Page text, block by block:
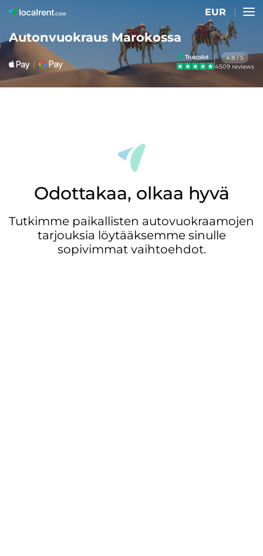
EUR
Autonvuokraus Marokossa
4.8 / 5
4509 reviews
Odottakaa, olkaa hyvä
Tutkimme paikallisten autovuokraamojen
tarjouksia löytääksemme sinulle
sopivimmat vaihtoehdot.